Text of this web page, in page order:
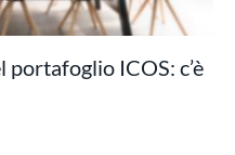
ICOS: c’è